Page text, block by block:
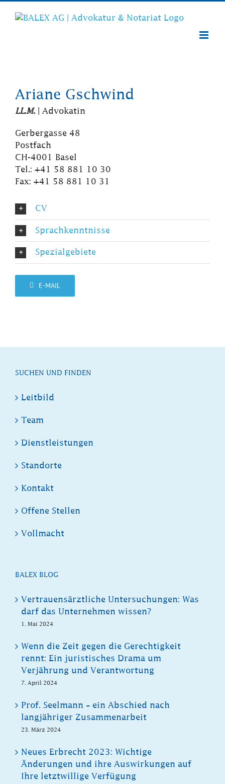
Inhalt
Ariane Gschwind
LL.M. | Advokatin
Gerbergasse 48
Postfach
CH-4001 Basel
Tel.: +41 58 881 10 30
Fax: +41 58 881 10 31
CV
Sprachkenntnisse
Spezialgebiete
E-MAIL
SUCHEN UND FINDEN
Leitbild
Team
Dienstleistungen
Standorte
Kontakt
Offene Stellen
Vollmacht
BALEX BLOG
Vertrauensärztliche Untersuchungen: Was
darf das Unternehmen wissen?
1. Mai 2024
Wenn die Zeit gegen die Gerechtigkeit
rennt: Ein juristisches Drama um
Verjährung und Verantwortung
7. April 2024
Prof. Seelmann – ein Abschied nach
langjähriger Zusammenarbeit
23. März 2024
Neues Erbrecht 2023: Wichtige
Änderungen und ihre Auswirkungen auf
Ihre letztwillige Verfügung